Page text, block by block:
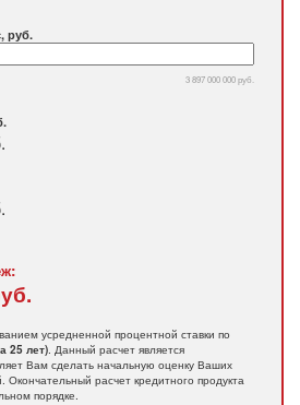
руб.
3 897 000 000 руб.
усредненной процентной ставки по
25 лет). Данный расчет является
Вам сделать начальную оценку Ваших
расчет кредитного продукта
порядке.